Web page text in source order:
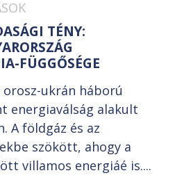
TÉNY:
FÜGGŐSÉGE
orosz-ukrán háború
energiaválság alakult
A földgáz és az
szökött, ahogy a
villamos energiáé is....